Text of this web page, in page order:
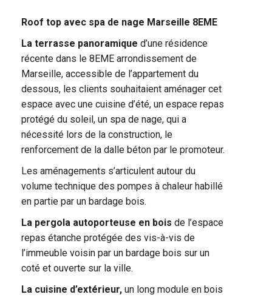
Roof top avec spa de nage Marseille 8EME
La terrasse panoramique d’une résidence
récente dans le 8EME arrondissement de
Marseille, accessible de l’appartement du
dessous, les clients souhaitaient aménager cet
espace avec une cuisine d’été, un espace repas
protégé du soleil, un spa de nage, qui a
nécessité lors de la construction, le
renforcement de la dalle béton par le promoteur.
Les aménagements s’articulent autour du
volume technique des pompes à chaleur habillé
en partie par un bardage bois.
La pergola autoporteuse en bois de l’espace
repas étanche protégée des vis-à-vis de
l’immeuble voisin par un bardage bois sur un
coté et ouverte sur la ville.
La cuisine d’extérieur, un long module en bois